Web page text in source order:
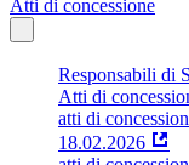
Atti di concessione
Responsabili di
Atti di
atti di
18.02.2026